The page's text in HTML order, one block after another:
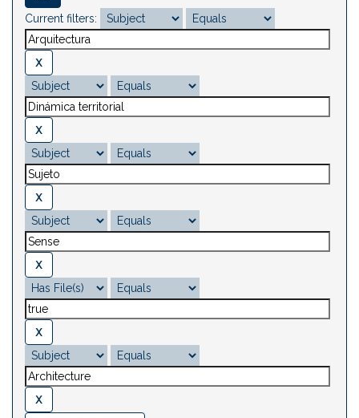
Current filters: